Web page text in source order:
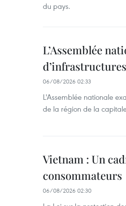
du pays. ​
L’Assemblée
d’infrastructures
06/08/2026 02:33
L'Assemblée nationale
de la région de la
Vietnam : Un
consommateurs
06/08/2026 02:30